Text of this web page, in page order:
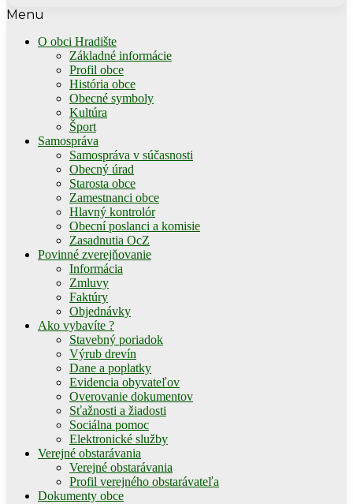
Menu
O obci Hradište
Základné informácie
Profil obce
História obce
Obecné symboly
Kultúra
Šport
Samospráva
Samospráva v súčasnosti
Obecný úrad
Starosta obce
Zamestnanci obce
Hlavný kontrolór
Obecní poslanci a komisie
Zasadnutia OcZ
Povinné zverejňovanie
Informácia
Zmluvy
Faktúry
Objednávky
Ako vybavíte ?
Stavebný poriadok
Výrub drevín
Dane a poplatky
Evidencia obyvateľov
Overovanie dokumentov
Sťažnosti a žiadosti
Sociálna pomoc
Elektronické služby
Verejné obstarávania
Verejné obstarávania
Profil verejného obstarávateľa
Dokumenty obce